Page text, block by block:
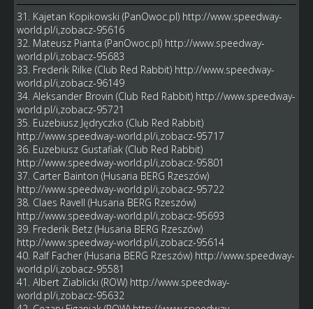
31. Kajetan Kopikowski (PanOwoc.pl) http://www.speedway-
world.pl/i,zobacz-95616
32. Mateusz Pianta (PanOwoc.pl) http://www.speedway-
world.pl/i,zobacz-95683
33. Frederik Rilke (Club Red Rabbit) http://www.speedway-
world.pl/i,zobacz-96149
34. Aleksander Brovin (Club Red Rabbit) http://www.speedway-
world.pl/i,zobacz-95721
35. Euzebiusz Jędryczko (Club Red Rabbit)
http://www.speedway-world.pl/i,zobacz-95717
36. Euzebiusz Gustafiak (Club Red Rabbit)
http://www.speedway-world.pl/i,zobacz-95801
37. Carter Bainton (Husaria BERG Rzeszów)
http://www.speedway-world.pl/i,zobacz-95722
38. Claes Ravell (Husaria BERG Rzeszów)
http://www.speedway-world.pl/i,zobacz-95693
39. Frederik Betz (Husaria BERG Rzeszów)
http://www.speedway-world.pl/i,zobacz-95614
40. Ralf Facher (Husaria BERG Rzeszów) http://www.speedway-
world.pl/i,zobacz-95581
41. Albert Ziablicki (ROW) http://www.speedway-
world.pl/i,zobacz-95632